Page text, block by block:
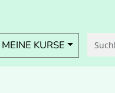
KURSE